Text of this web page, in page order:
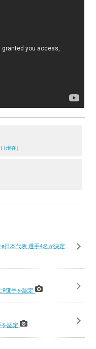
現在）
日本代表 選手4名が決定
9選手を認定
を認定